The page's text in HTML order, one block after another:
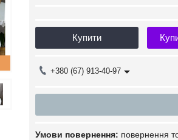
Купити
+380 (67) 913-40-97
повернення